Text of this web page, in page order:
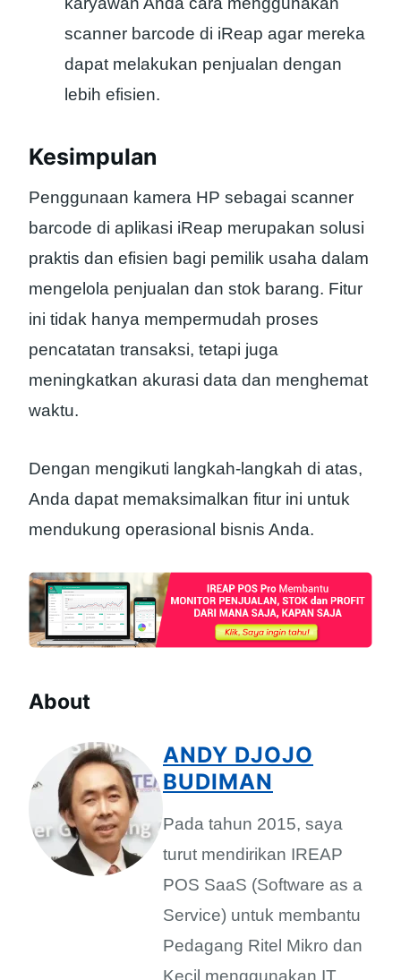
scanner barcode di iReap agar mereka
dapat melakukan penjualan dengan
lebih efisien.
Kesimpulan
Penggunaan kamera HP sebagai scanner
barcode di aplikasi iReap merupakan solusi
praktis dan efisien bagi pemilik usaha dalam
mengelola penjualan dan stok barang. Fitur
ini tidak hanya mempermudah proses
pencatatan transaksi, tetapi juga
meningkatkan akurasi data dan menghemat
waktu.
Dengan mengikuti langkah-langkah di atas,
Anda dapat memaksimalkan fitur ini untuk
mendukung operasional bisnis Anda.
About
ANDY DJOJO
BUDIMAN
Pada tahun 2015, saya
turut mendirikan IREAP
POS SaaS (Software as a
Service) untuk membantu
Pedagang Ritel Mikro dan
Kecil menggunakan IT